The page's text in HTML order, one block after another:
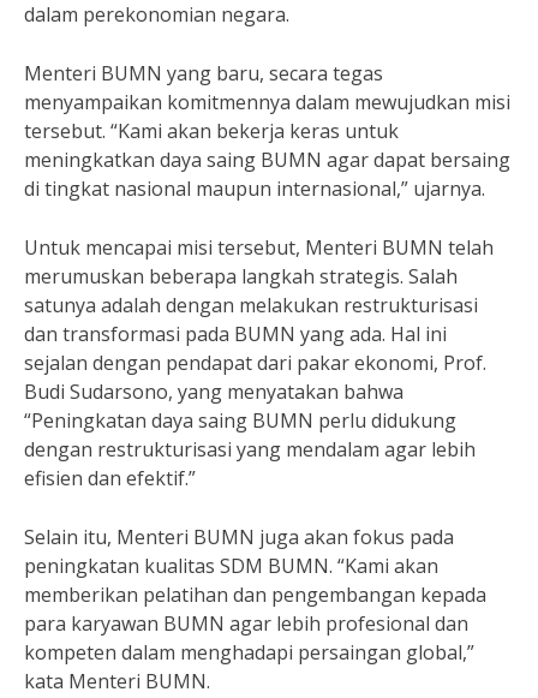
dalam perekonomian negara.
Menteri BUMN yang baru, secara tegas
menyampaikan komitmennya dalam mewujudkan misi
tersebut. “Kami akan bekerja keras untuk
meningkatkan daya saing BUMN agar dapat bersaing
di tingkat nasional maupun internasional,” ujarnya.
Untuk mencapai misi tersebut, Menteri BUMN telah
merumuskan beberapa langkah strategis. Salah
satunya adalah dengan melakukan restrukturisasi
dan transformasi pada BUMN yang ada. Hal ini
sejalan dengan pendapat dari pakar ekonomi, Prof.
Budi Sudarsono, yang menyatakan bahwa
“Peningkatan daya saing BUMN perlu didukung
dengan restrukturisasi yang mendalam agar lebih
efisien dan efektif.”
Selain itu, Menteri BUMN juga akan fokus pada
peningkatan kualitas SDM BUMN. “Kami akan
memberikan pelatihan dan pengembangan kepada
para karyawan BUMN agar lebih profesional dan
kompeten dalam menghadapi persaingan global,”
kata Menteri BUMN.